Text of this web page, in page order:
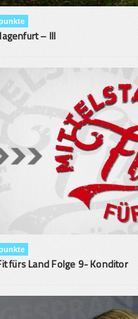
– III
fürs Land Folge 9- Konditor